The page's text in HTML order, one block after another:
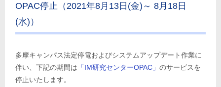
OPAC停止（2021年8月13日(金)～ 8月18日
(水)）
多摩キャンパス法定停電およびシステムアップデート作業に
伴い、下記の期間は 「IM研究センターOPAC」のサービスを
停止いたします。